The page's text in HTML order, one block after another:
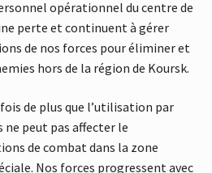
opérationnel du centre de
perte et continuent à gérer
de nos forces pour éliminer et
hors de la région de Koursk.
de plus que l’utilisation par
ne peut pas affecter le
de combat dans la zone
Nos forces progressent avec